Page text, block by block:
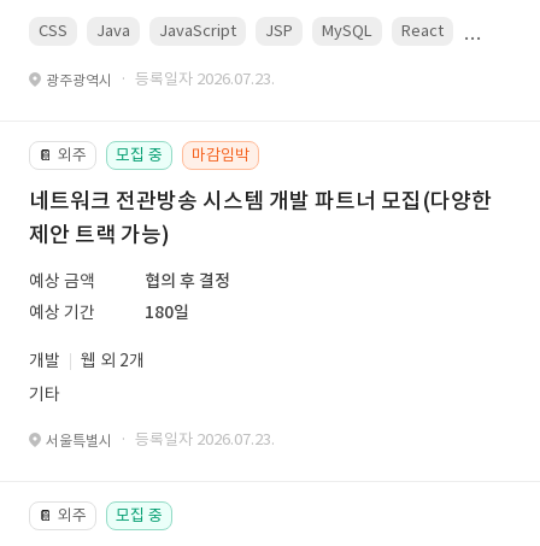
CSS Java JavaScript JSP MySQL React
광주광역시 · 등록일자 2026.07.23.
📔 외주 모집 중 마감임박
네트워크 전관방송 시스템 개발 파트너 모집(다양한
제안 트랙 가능)
예상 금액
협의 후 결정
예상 기간
180일
개발
웹 외 2개
기타
서울특별시 · 등록일자 2026.07.23.
📔 외주 모집 중